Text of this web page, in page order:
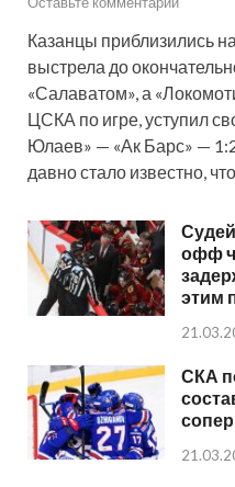
Казанцы приблизились
выстрела до
«Салаватом», а
ЦСКА по игре, уступил
Юлаев» — «Ак Барс» —
давно стало известно,
офф
этим
СКА